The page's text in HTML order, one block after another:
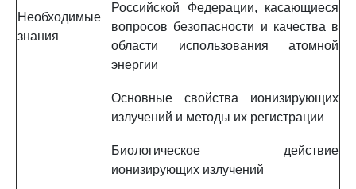
Необходимые
знания
Российской Федерации, касающиеся
вопросов безопасности и качества в
области использования атомной
энергии
Основные свойства ионизирующих
излучений и методы их регистрации
Биологическое действие
ионизирующих излучений